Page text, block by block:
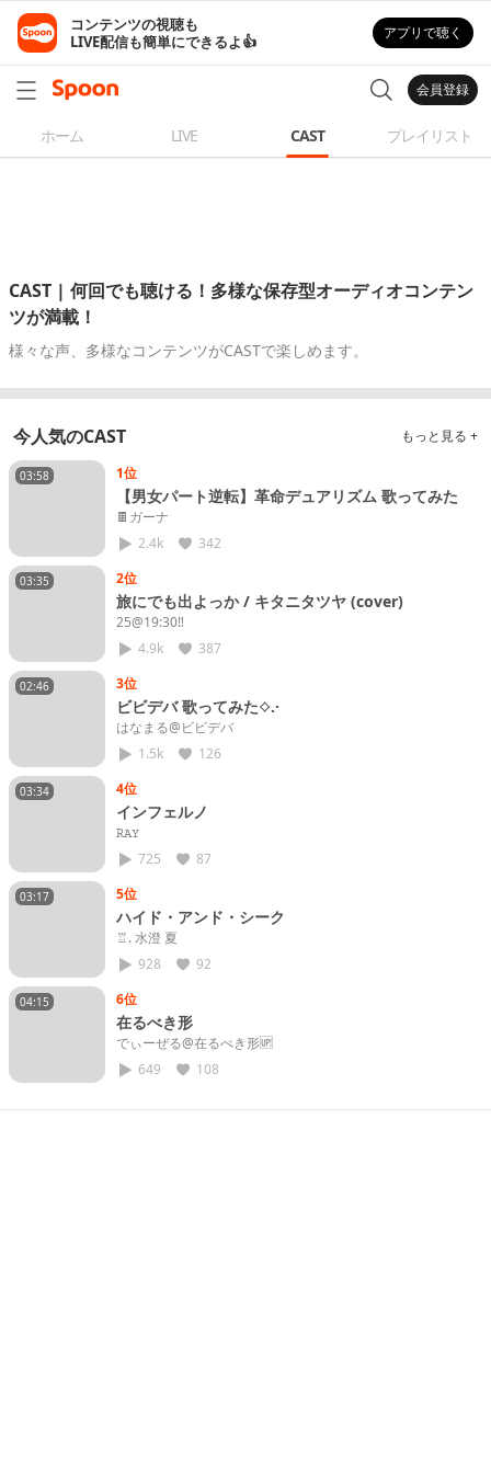
コンテンツの視聴も
LIVE配信も簡単にできるよ👍
アプリで聴く
会員登録
ホーム LIVE CAST プレイリスト
CAST | 何回でも聴ける！多様な保存型オーディオコンテン
ツが満載！
様々な声、多様なコンテンツがCASTで楽しめます。
今人気のCAST もっと見る +
03:58 1位
【男女パート逆転】革命デュアリズム 歌ってみた
🍫ガーナ
2.4k
342
03:35 2位
旅にでも出よっか / キタニタツヤ (cover)
25@19:30‼️
4.9k
387
02:46 3位
ビビデバ 歌ってみた⟡.·
はなまる@ビビデバ
1.5k
126
03:34 4位
インフェルノ
𝚁𝙰𝚈
725
87
03:17 5位
ハイド・アンド・シーク
♖. 水澄 夏
928
92
04:15 6位
在るべき形
でぃーぜる@在るべき形🆙
649
108